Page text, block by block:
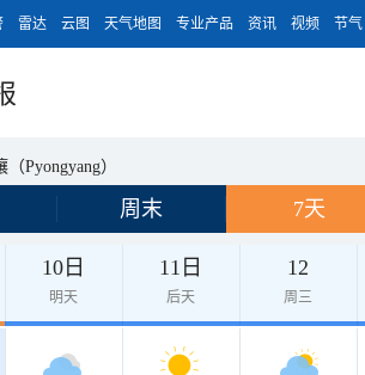
雷达 云图 天气地图 专业产品 资讯 视频 节气
（Pyongyang）
周末 7天
10日
明天
11日
后天
12
周三